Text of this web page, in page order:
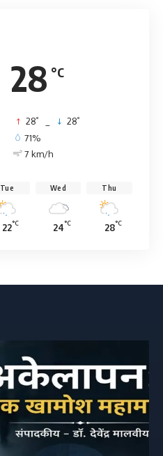
28 °C
28° 28°
71%
7 km/h
Tue
22°C
Wed
24°C
Thu
28°C